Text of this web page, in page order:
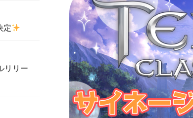
定
リリー